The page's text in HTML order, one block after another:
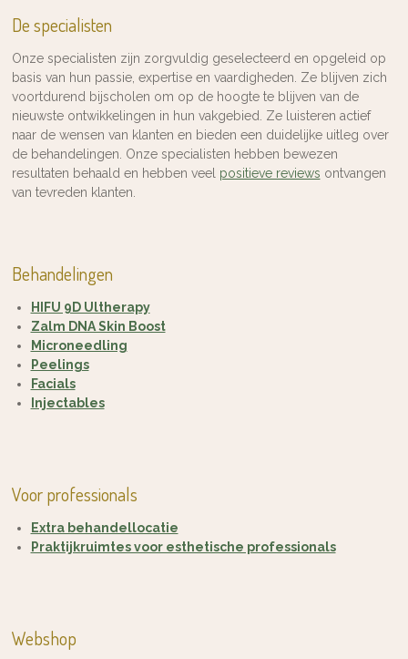
De specialisten
Onze specialisten zijn zorgvuldig geselecteerd en opgeleid op
basis van hun passie, expertise en vaardigheden. Ze blijven zich
voortdurend bijscholen om op de hoogte te blijven van de
nieuwste ontwikkelingen in hun vakgebied. Ze luisteren actief
naar de wensen van klanten en bieden een duidelijke uitleg over
de behandelingen. Onze specialisten hebben bewezen
resultaten behaald en hebben veel positieve reviews ontvangen
van tevreden klanten.
Behandelingen
HIFU 9D Ultherapy
Zalm DNA Skin Boost
Microneedling
Peelings
Facials
Injectables
Voor professionals
Extra behandellocatie
Praktijkruimtes voor esthetische professionals
Webshop